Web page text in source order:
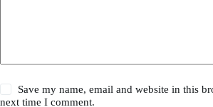
Save my name, email and website in this
next time I comment.